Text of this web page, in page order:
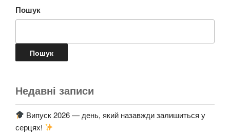
Пошук
Пошук
Недавні записи
Випуск 2026 — день, який назавжди залишиться у
серцях!